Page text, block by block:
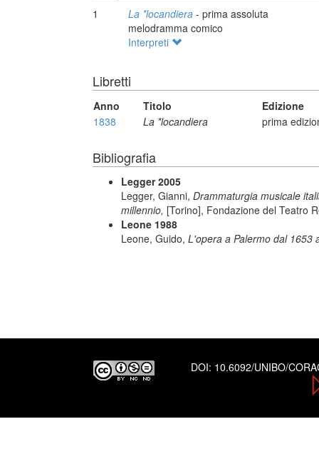
1 La *locandiera - prima assoluta
melodramma comico
Interpreti
Libretti
Anno Titolo
Edizione
1838
La *locandiera prima
Bibliografia
Legger 2005
Legger, Gianni, Drammaturgia musicale
millennio, [Torino], Fondazione del Teatro
Leone 1988
Leone, Guido, L'opera a Palermo dal 1653
DOI: 10.6092/UNIBO/